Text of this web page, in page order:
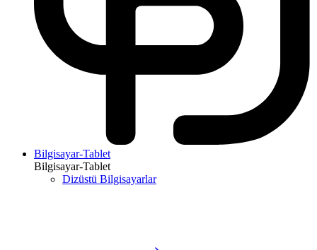
Bilgisayar-Tablet
Bilgisayar-Tablet
Dizüstü Bilgisayarlar